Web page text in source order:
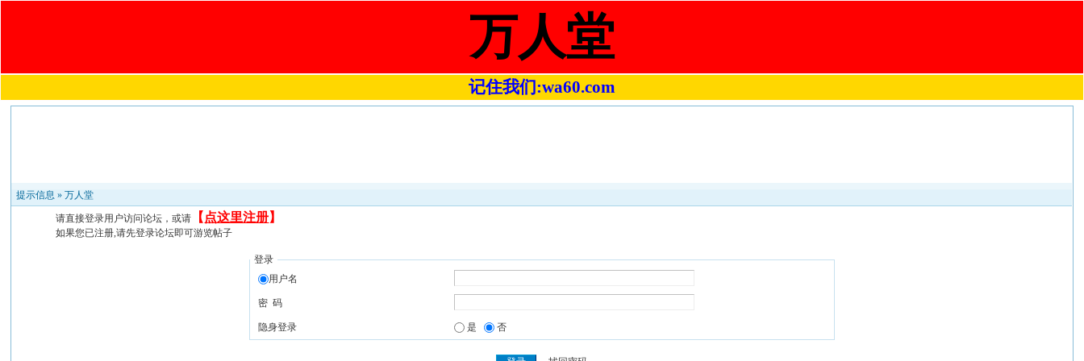
万人堂
记住我们:wa60.com
提示信息 »万人堂
请直接登录用户访问论坛，或请 【 点这里注册】
如果您已注册,请先登录论坛即可游览帖子
登录
用户名
密 码
隐身登录 是 否